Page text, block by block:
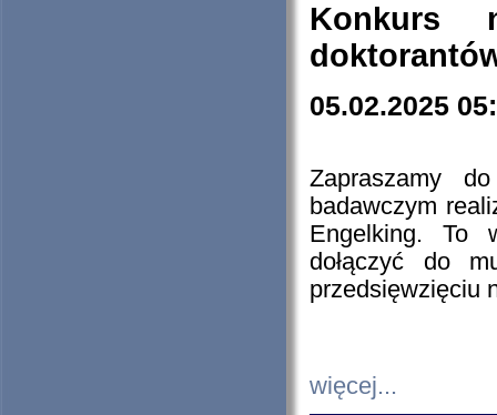
Konkurs
05.02.2025
Zapraszamy
badawczym
Engelking. To
dołączyć do
przedsięwzięciu
więcej...